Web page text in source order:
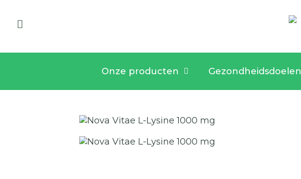
Onze producten Gezondheidsdoelen